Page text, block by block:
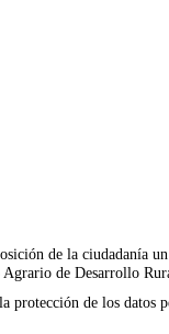
de la ciudadanía
de Desarrollo
de los